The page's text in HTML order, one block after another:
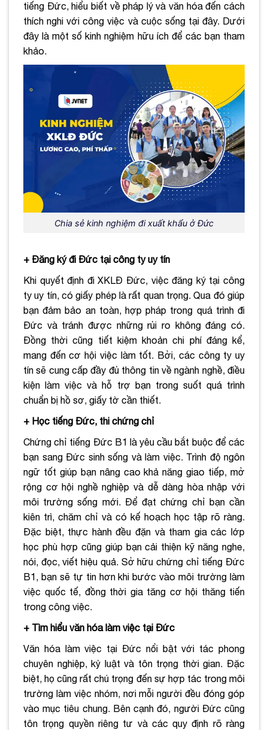
tiếng Đức, hiểu biết về pháp lý và văn hóa đến cách
thích nghi với công việc và cuộc sống tại đây. Dưới
đây là một số kinh nghiệm hữu ích để các bạn tham
khảo.
Chia sẻ kinh nghiệm đi xuất khẩu ở Đức
+ Đăng ký đi Đức tại công ty uy tín
Khi quyết định đi XKLĐ Đức, việc đăng ký tại công
ty uy tín, có giấy phép là rất quan trọng. Qua đó giúp
bạn đảm bảo an toàn, hợp pháp trong quá trình đi
Đức và tránh được những rủi ro không đáng có.
Đồng thời cũng tiết kiệm khoản chi phí đáng kể,
mang đến cơ hội việc làm tốt. Bởi, các công ty uy
tín sẽ cung cấp đầy đủ thông tin về ngành nghề, điều
kiện làm việc và hỗ trợ bạn trong suốt quá trình
chuẩn bị hồ sơ, giấy tờ cần thiết.
+ Học tiếng Đức, thi chứng chỉ
Chứng chỉ tiếng Đức B1 là yêu cầu bắt buộc để các
bạn sang Đức sinh sống và làm việc. Trình độ ngôn
ngữ tốt giúp bạn nâng cao khả năng giao tiếp, mở
rộng cơ hội nghề nghiệp và dễ dàng hòa nhập với
môi trường sống mới. Để đạt chứng chỉ bạn cần
kiên trì, chăm chỉ và có kế hoạch học tập rõ ràng.
Đặc biệt, thực hành đều đặn và tham gia các lớp
học phù hợp cũng giúp bạn cải thiện kỹ năng nghe,
nói, đọc, viết hiệu quả. Sở hữu chứng chỉ tiếng Đức
B1, bạn sẽ tự tin hơn khi bước vào môi trường làm
việc quốc tế, đồng thời gia tăng cơ hội thăng tiến
trong công việc.
+ Tìm hiểu văn hóa làm việc tại Đức
Văn hóa làm việc tại Đức nổi bật với tác phong
chuyên nghiệp, kỷ luật và tôn trọng thời gian. Đặc
biệt, họ cũng rất chú trọng đến sự hợp tác trong môi
trường làm việc nhóm, nơi mỗi người đều đóng góp
vào mục tiêu chung. Bên cạnh đó, người Đức cũng
tôn trọng quyền riêng tư và các quy định rõ ràng